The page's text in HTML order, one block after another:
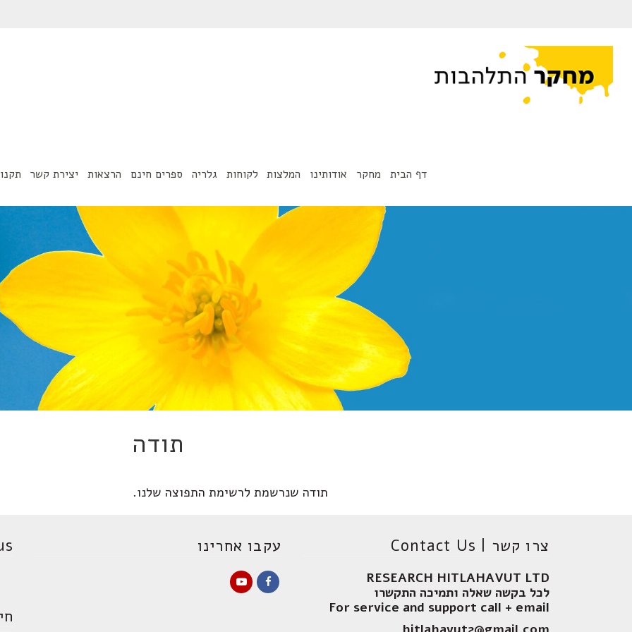
דף הבית מחקר אודותינו המלצות לקוחות גלריה ספרים חינם הרצאות יצירת קשר
תודה
תודה שנרשמת לרשימת התפוצה שלנו.
צרו קשר | Contact Us
RESEARCH HITLAHAVUT LTD
לכל בקשה שאלה ותמיכה התקשרו
For service and support call + email
עקבו אחרינו